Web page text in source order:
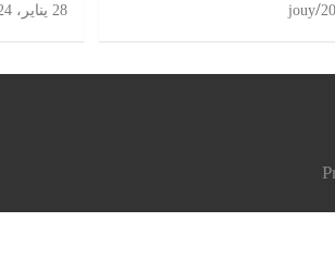
jouy 28 يناير، 2024